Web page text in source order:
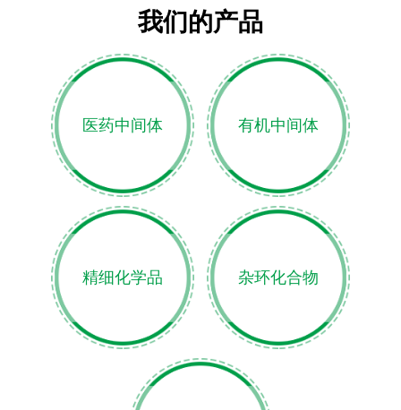
我们的产品
医药中间体 有机中间体
精细化学品 杂环化合物